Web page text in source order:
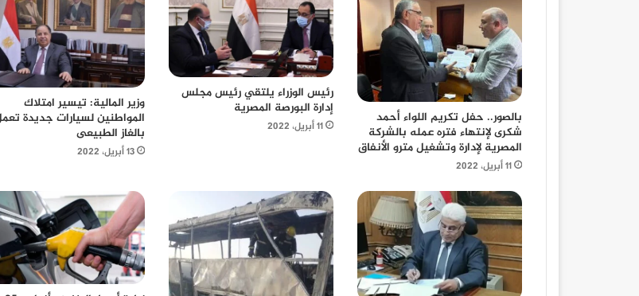
بالصور.. حفل تكريم اللواء أحمد
شكرى لإنتهاء فتره عمله بالشركة
المصرية لإدارة وتشغيل مترو الأنفاق
11 أبريل، 2022
رئيس الوزراء يلتقي رئيس مجلس
إدارة البورصة المصرية
11 أبريل، 2022
وزير المالية: تيسير امتلاك
المواطنين لسيارات جديدة
بالغاز الطبيعى
13 أبريل، 2022